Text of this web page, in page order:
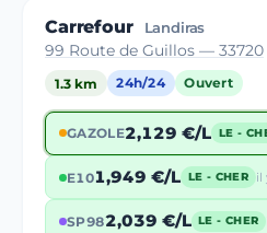
Carrefour Landiras
99 Route de Guillos — 33720
1.3 km 24h/24 Ouvert
GAZOLE2,129 €/L LE -
E101,949 €/L LE - CHER il
SP982,039 €/L LE - CHER